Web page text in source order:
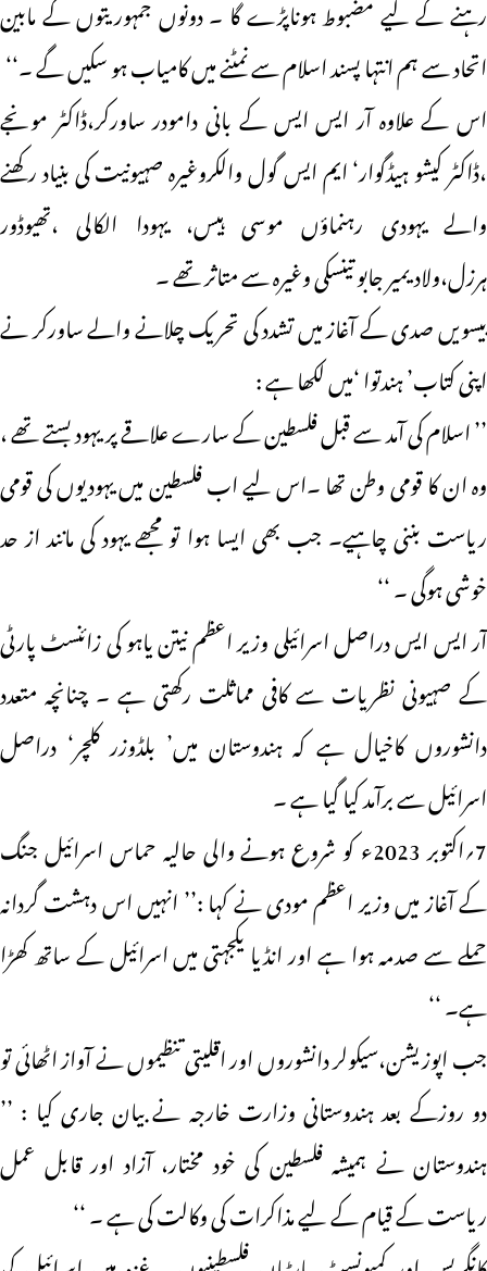
رہنے کے لیے مضبوط ہوناپڑے گا ۔ دونوں جمہوریتوں کے مابین
اتحاد سے ہم انتہا پسند اسلام سے نمٹنے میں کامیاب ہو سکیں گے ۔‘‘
اس کے علاوہ آر ایس ایس کے بانی دامودر ساورکر،ڈاکٹر مونجے
،ڈاکٹر کیشو ہیڈگوار‘ ایم ایس گول والکروغیرہ صہیونیت کی بنیاد رکھنے
والے یہودی رہنماؤں موسی ہیس، یہودا الکالی ،تھیوڈور
ہرزل،ولادیمیر جابو تینسکی وغیرہ سے متاثر تھے ۔
بیسویں صدی کے آغاز میں تشدد کی تحریک چلانے والے ساورکر نے
اپنی کتاب’ ہندتوا ‘میں لکھا ہے :
’’ اسلام کی آمد سے قبل فلسطین کے سارے علاقے پر یہود بستے تھے ،
وہ ان کا قومی وطن تھا ۔اس لیے اب فلسطین میں یہودیوں کی قومی
ریاست بننی چاہیے۔ جب بھی ایسا ہوا تو مجھے یہود کی مانند از حد
خوشی ہوگی ۔ ‘‘
آر ایس ایس دراصل اسرائیلی وزیر اعظم نیتن یاہو کی زائنسٹ پارٹی
کے صہیونی نظریات سے کافی مماثلت رکھتی ہے ۔ چنانچہ متعدد
دانشوروں کاخیال ہے کہ ہندوستان میں’ بلڈوزر کلچر‘ دراصل
اسرائیل سے برآمد کیا گیا ہے ۔
7؍اکتوبر 2023ء کو شروع ہونے والی حالیہ حماس اسرائیل جنگ
کے آغاز میں وزیر اعظم مودی نے کہا :’’ انہیں اس دہشت گردانہ
حملے سے صدمہ ہوا ہے اور انڈیا یکجہتی میں اسرائیل کے ساتھ کھڑا
ہے۔ ‘‘
جب اپوزیشن،سیکولر دانشوروں اور اقلیتی تنظیموں نے آواز اٹھائی تو
دو روزکے بعد ہندوستانی وزارت خارجہ نے بیان جاری کیا : ’’
ہندوستان نے ہمیشہ فلسطین کی خود مختار، آزاد اور قابل عمل
ریاست کے قیام کے لیے مذاکرات کی وکالت کی ہے ۔ ‘‘